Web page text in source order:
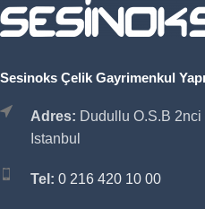
Sesinoks Çelik Gayrimenkul
Adres: Dudullu O.S.B
Istanbul
Tel: 0 216 420 10 00